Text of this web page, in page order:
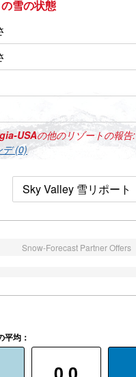
雪の状態
USAの他のリゾートの報告:
デ (0)
Sky Valley 雪リポート
Snow-Forecast Partner Offers
均：